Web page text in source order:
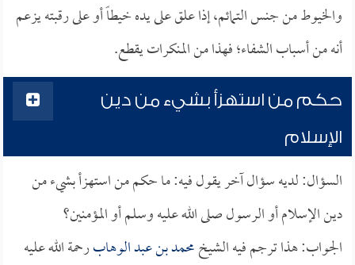
والخيوط من جنس التمائم، إذا علق على يده خيطاً أو على رقبته يزعم
أنه من أسباب الشفاء؛ فهذا من المنكرات يقطع.
حكم من استهزأ بشيء من دين
الإسلام
السؤال: لديه سؤال آخر يقول فيه: ما حكم من استهزأ بشيء من
دين الإسلام أو الرسول صلى الله عليه وسلم أو المؤمنين؟
الجواب: هذا ترجم فيه الشيخمحمد بن عبد الوهابرحمة الله عليه